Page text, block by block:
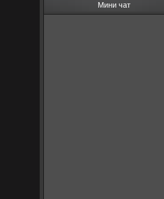
Мини чат